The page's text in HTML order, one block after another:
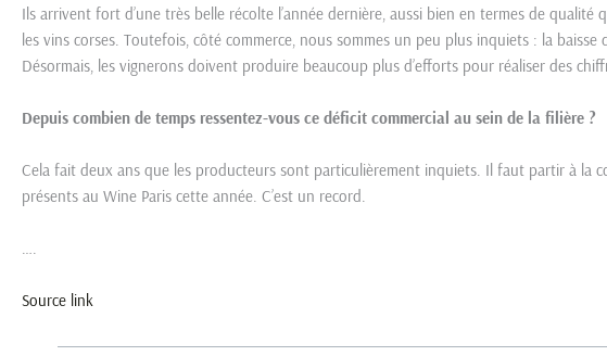
Ils arrivent fort d’une très belle récolte l’année dernière, aussi bien en termes de
les vins corses. Toutefois, côté commerce, nous sommes un peu plus inquiets : la
Désormais, les vignerons doivent produire beaucoup plus d’efforts pour réaliser des
Depuis combien de temps ressentez-vous ce déficit commercial au sein de la filière ?
Cela fait deux ans que les producteurs sont particulièrement inquiets. Il faut partir à la
présents au Wine Paris cette année. C’est un record.
….
Source link